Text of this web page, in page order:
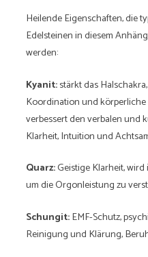
Heilende Eigenschaften, die
Edelsteinen in diesem
werden:
Kyanit:stärkt das
Koordination und
verbessert den verbalen und
Klarheit, Intuition und
Quarz:Geistige Klarheit,
um die Orgonleistung zu
Schungit:EMF-Schutz,
Reinigung und Klärung,